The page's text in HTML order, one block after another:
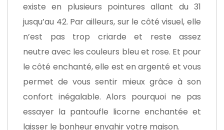
existe en plusieurs pointures allant du 31
jusqu’au 42. Par ailleurs, sur le côté visuel, elle
n’est pas trop criarde et reste assez
neutre avec les couleurs bleu et rose. Et pour
le côté enchanté, elle est en argenté et vous
permet de vous sentir mieux grâce à son
confort inégalable. Alors pourquoi ne pas
essayer la pantoufle licorne enchantée et
laisser le bonheur envahir votre maison.